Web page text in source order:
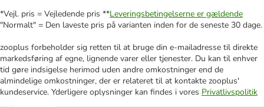
*Vejl. pris = Vejledende pris **Leveringsbetingelserne er gældende
"Normalt" = Den laveste pris på varianten inden for de seneste 30 dage.
zooplus forbeholder sig retten til at bruge din e-mailadresse til direkte
markedsføring af egne, lignende varer eller tjenester. Du kan til enhver
tid gøre indsigelse herimod uden andre omkostninger end de
almindelige omkostninger, der er relateret til at kontakte zooplus'
kundeservice. Yderligere oplysninger kan findes i vores Privatlivspolitik